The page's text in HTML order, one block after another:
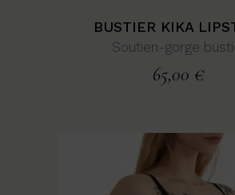
BUSTIER KIKA
Soutien-gorge
65,00 €